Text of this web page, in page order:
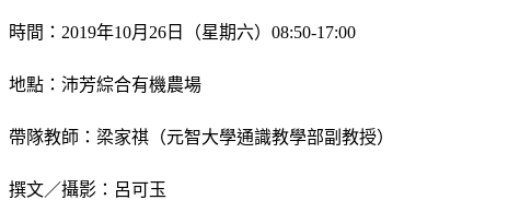
時間：2019年10月26日（星期六）08:50-17:00
地點：沛芳綜合有機農場
帶隊教師：梁家祺（元智大學通識教學部副教授）
撰文／攝影：呂可玉